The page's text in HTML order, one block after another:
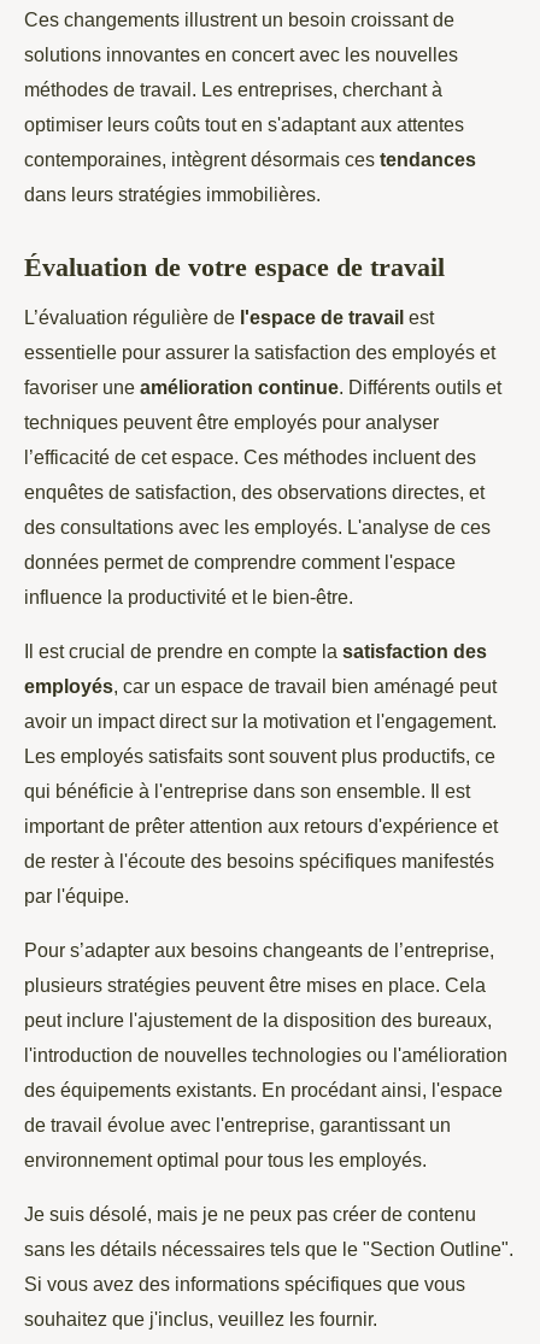
Ces changements illustrent un besoin croissant de
solutions innovantes en concert avec les nouvelles
méthodes de travail. Les entreprises, cherchant à
optimiser leurs coûts tout en s'adaptant aux attentes
contemporaines, intègrent désormais ces tendances
dans leurs stratégies immobilières.
Évaluation de votre espace de travail
L’évaluation régulière de l'espace de travail est
essentielle pour assurer la satisfaction des employés et
favoriser une amélioration continue . Différents outils et
techniques peuvent être employés pour analyser
l’efficacité de cet espace. Ces méthodes incluent des
enquêtes de satisfaction, des observations directes, et
des consultations avec les employés. L'analyse de ces
données permet de comprendre comment l'espace
influence la productivité et le bien-être.
Il est crucial de prendre en compte la satisfaction des
employés , car un espace de travail bien aménagé peut
avoir un impact direct sur la motivation et l'engagement.
Les employés satisfaits sont souvent plus productifs, ce
qui bénéficie à l'entreprise dans son ensemble. Il est
important de prêter attention aux retours d'expérience et
de rester à l'écoute des besoins spécifiques manifestés
par l'équipe.
Pour s’adapter aux besoins changeants de l’entreprise,
plusieurs stratégies peuvent être mises en place. Cela
peut inclure l'ajustement de la disposition des bureaux,
l'introduction de nouvelles technologies ou l'amélioration
des équipements existants. En procédant ainsi, l'espace
de travail évolue avec l'entreprise, garantissant un
environnement optimal pour tous les employés.
Je suis désolé, mais je ne peux pas créer de contenu
sans les détails nécessaires tels que le "Section Outline".
Si vous avez des informations spécifiques que vous
souhaitez que j'inclus, veuillez les fournir.